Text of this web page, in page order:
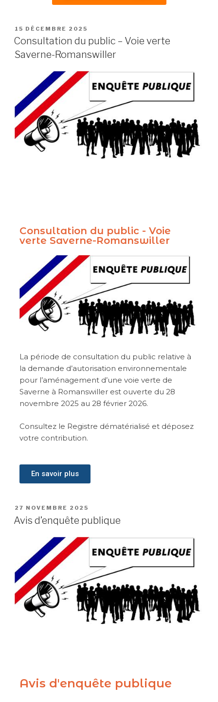
15 DÉCEMBRE 2025
Consultation du public – Voie verte
Saverne-Romanswiller
Consultation du public - Voie
verte Saverne-Romanswiller
La période de consultation du public relative à
la demande d’autorisation environnementale
pour l’aménagement d’une voie verte de
Saverne à Romanswiller est ouverte du 28
novembre 2025 au 28 février 2026.
Consultez le Registre dématérialisé et déposez
votre contribution.
En savoir plus
27 NOVEMBRE 2025
Avis d’enquête publique
Avis d'enquête publique